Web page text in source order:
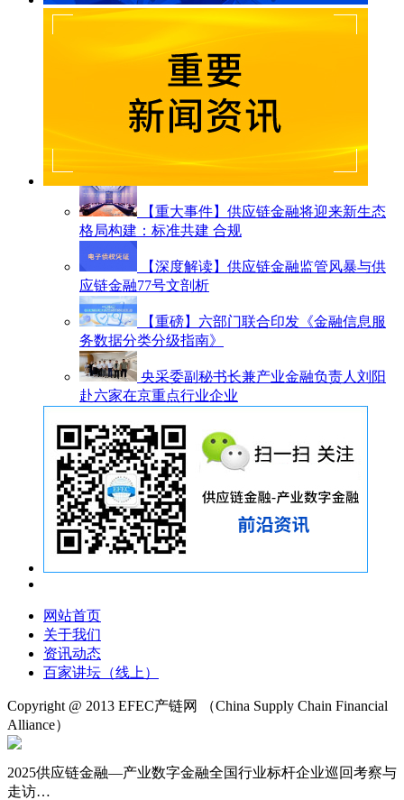
【重大事件】供应链金融将迎来新生态
格局构建：标准共建 合规
【深度解读】供应链金融监管风暴与供
应链金融77号文剖析
【重磅】六部门联合印发《金融信息服
务数据分类分级指南》
央采委副秘书长兼产业金融负责人刘阳
赴六家在京重点行业企业
网站首页
关于我们
资讯动态
百家讲坛（线上）
Copyright @ 2013 EFEC产链网
（China Supply Chain Financial
Alliance）
2025供应链金融—产业数字金融全国行业标杆企业巡回考察与
走访…